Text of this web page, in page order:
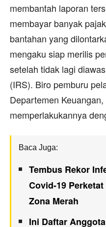
membantah laporan
membayar banyak
bantahan yang
mengaku siap merilis
setelah tidak lagi
(IRS). Biro pemburu
Departemen
memperlakukannya
Baca Juga:
Tembus Rekor
Covid-19
Zona Merah
Ini Daftar